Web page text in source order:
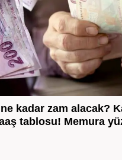
kadar zam alacak?
tablosu! Memura